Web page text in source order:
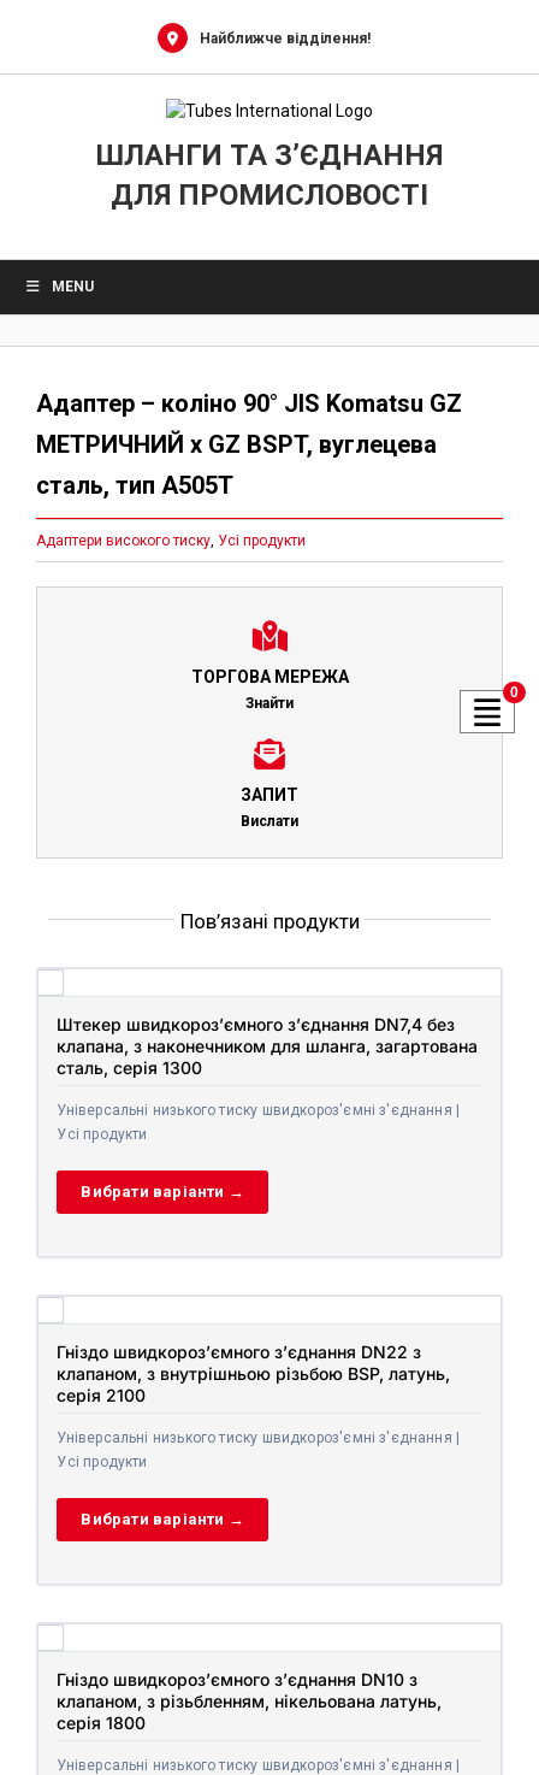
Найближче відділення!
ШЛАНГИ ТА З’ЄДНАННЯ
ДЛЯ ПРОМИСЛОВОСТІ
MENU
Адаптер – коліно 90° JIS Komatsu GZ
МЕТРИЧНИЙ x GZ BSPT, вуглецева
сталь, тип A505T
Адаптери високого тиску, Усі продукти
ТОРГОВА МЕРЕЖА
Знайти
ЗАПИТ
Вислати
Пов’язані продукти
Штекер швидкороз’ємного з’єднання DN7,4 без
клапана, з наконечником для шланга, загартована
сталь, серія 1300
Універсальні низького тиску швидкороз'ємні з'єднання |
Усі продукти
Вибрати варіанти →
Гніздо швидкороз’ємного з’єднання DN22 з
клапаном, з внутрішньою різьбою BSP, латунь,
серія 2100
Універсальні низького тиску швидкороз'ємні з'єднання |
Усі продукти
Вибрати варіанти →
Гніздо швидкороз’ємного з’єднання DN10 з
клапаном, з різьбленням, нікельована латунь,
серія 1800
Універсальні низького тиску швидкороз'ємні з'єднання |
0